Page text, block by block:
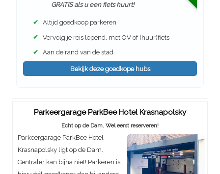
GRATIS als u een fiets huurt!
✔ Altijd goedkoop parkeren
✔ Vervolg je reis lopend, met OV of (huur)fiets
✔ Aan de rand van de stad.
Bekijk deze goedkope hubs
Parkeergarage ParkBee Hotel Krasnapolsky
Echt op de Dam. Wel eerst reserveren!
Parkeergarage ParkBee Hotel
Krasnapolsky ligt op de Dam.
Centraler kan bijna niet! Parkeren is